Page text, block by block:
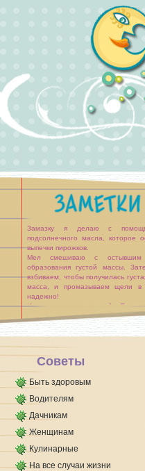
Замазку я делаю с
подсолнечного масла, которое
выпечки пирожков.
Мел смешиваю с
образования густой массы.
взбиваем, чтобы получилась
масса, и промазываем щели в
надежно!
Или еще один способ.
щелей.
Состав простой: мел (побелка) и
й сорт); смешать в [...]
Советы
Быть здоровым
Водителям
Дачникам
Женщинам
Кулинарные
На все случаи жизни